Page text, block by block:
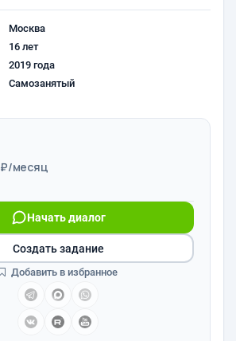
Москва
16 лет
2019 года
Самозанятый
₽/месяц
Начать диалог
Создать задание
Добавить в избранное